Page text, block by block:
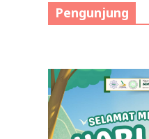
Pengunjung